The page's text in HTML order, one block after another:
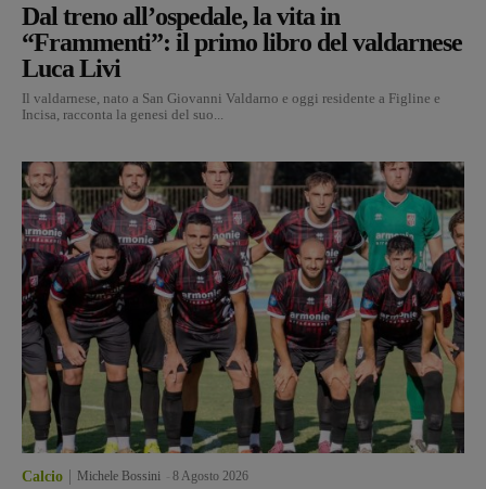
Dal treno all’ospedale, la vita in
“Frammenti”: il primo libro del valdarnese
Luca Livi
Il valdarnese, nato a San Giovanni Valdarno e oggi residente a Figline e
Incisa, racconta la genesi del suo...
Calcio Michele Bossini 8 Agosto 2026